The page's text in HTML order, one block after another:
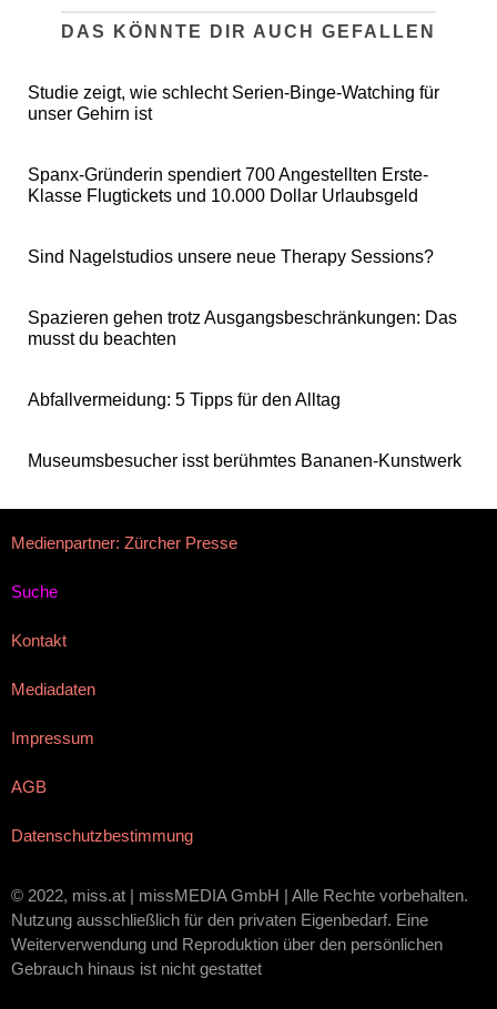
DAS KÖNNTE DIR AUCH GEFALLEN
Studie zeigt, wie schlecht Serien-Binge-Watching für
unser Gehirn ist
Spanx-Gründerin spendiert 700 Angestellten Erste-
Klasse Flugtickets und 10.000 Dollar Urlaubsgeld
Sind Nagelstudios unsere neue Therapy Sessions?
Spazieren gehen trotz Ausgangsbeschränkungen: Das
musst du beachten
Abfallvermeidung: 5 Tipps für den Alltag
Museumsbesucher isst berühmtes Bananen-Kunstwerk
Medienpartner: Zürcher Presse
Suche
Kontakt
Mediadaten
Impressum
AGB
Datenschutzbestimmung
© 2022, miss.at | missMEDIA GmbH | Alle Rechte vorbehalten.
Nutzung ausschließlich für den privaten Eigenbedarf. Eine
Weiterverwendung und Reproduktion über den persönlichen
Gebrauch hinaus ist nicht gestattet